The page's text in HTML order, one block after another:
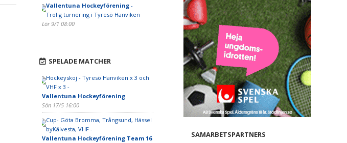
Vallentuna Hockeyförening-
Trolig turnering i Tyresö Hanviken
Lör 9/1 08:00
SPELADE MATCHER
Hockeyskoj - Tyresö Hanviken x 3 och
VHF x 3 -
Vallentuna Hockeyförening
Sön 17/5 16:00
Cup- Göta Bromma, Trångsund, Hässel
byKälvesta, VHF -
Vallentuna Hockeyförening Team 16
SAMARBETSPARTNERS